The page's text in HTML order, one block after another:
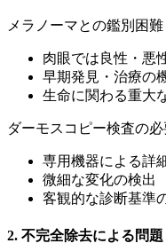
メラノーマとの鑑別困難
肉眼では良性・悪
早期発見・治療の
生命に関わる重大
ダーモスコピー検査の必
専用機器による詳
微細な変化の検出
客観的な診断基準
2. 不完全除去による問題